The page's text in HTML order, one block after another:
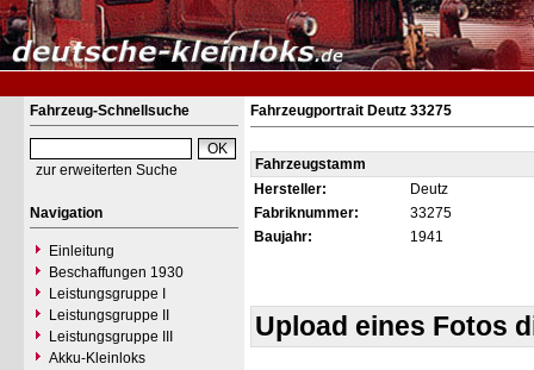
Fahrzeug-Schnellsuche
zur erweiterten Suche
Navigation
Einleitung
Beschaffungen 1930
Leistungsgruppe I
Leistungsgruppe II
Leistungsgruppe III
Akku-Kleinloks
Fahrzeugportrait Deutz 33275
Fahrzeugstamm
Hersteller:
Deutz
Fabriknummer:
33275
Baujahr:
1941
Upload eines Fotos